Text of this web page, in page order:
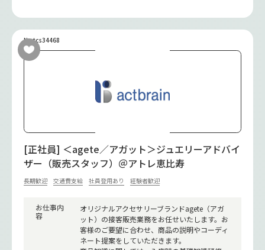
No.tcs34468
[正社員] ＜agete／アガット＞ジュエリーアドバイ
ザー（販売スタッフ）＠アトレ恵比寿
長期歓迎 交通費支給 社員登用あり 経験者歓迎
お仕事内
容
オリジナルアクセサリーブランドagete（アガ
ット）の接客販売業務をお任せいたします。お
客様のご要望に合わせ、商品の説明やコーディ
ネート提案をしていただきます。